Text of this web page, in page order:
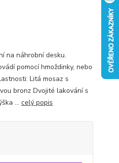
na náhrobní desku.
pomocí hmoždinky, nebo
Litá mosaz s
bronz Dvojité lakování s
... celý popis